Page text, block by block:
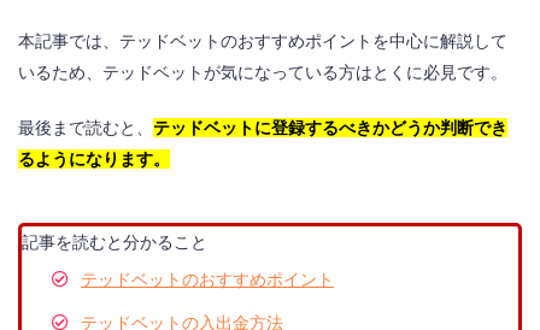
ザドッグハウス（The Dog House）
ハワイアンドリーム（Hawaiian Dream）
花魁ドリーム（Oiran Dream）
本記事では、テッドベットのおすすめポイントを中心に解説して
いるため、テッドベットが気になっている方はとくに必見です。
最後まで読むと、 テッドベットに登録するべきかどうか判断でき
るようになります。
記事を読むと分かること
テッドベットのおすすめポイント
テッドベットの入出金方法